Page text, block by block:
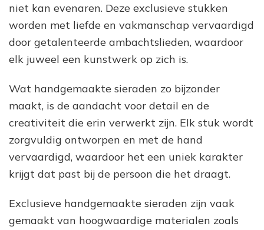
niet kan evenaren. Deze exclusieve stukken
worden met liefde en vakmanschap vervaardigd
door getalenteerde ambachtslieden, waardoor
elk juweel een kunstwerk op zich is.
Wat handgemaakte sieraden zo bijzonder
maakt, is de aandacht voor detail en de
creativiteit die erin verwerkt zijn. Elk stuk wordt
zorgvuldig ontworpen en met de hand
vervaardigd, waardoor het een uniek karakter
krijgt dat past bij de persoon die het draagt.
Exclusieve handgemaakte sieraden zijn vaak
gemaakt van hoogwaardige materialen zoals